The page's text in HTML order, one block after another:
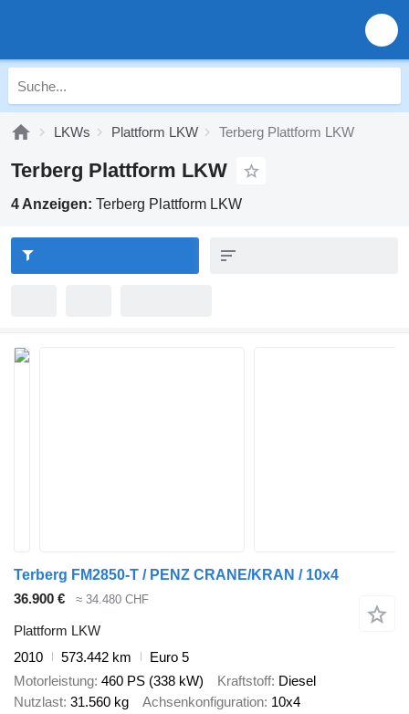
LKWs Plattform LKW Terberg Plattform LKW
Terberg Plattform LKW
4 Anzeigen: Terberg Plattform LKW
Terberg FM2850-T / PENZ CRANE/KRAN / 10x4
36.900 €
≈ 34.480 CHF
Plattform LKW
2010
573.442 km
Euro 5
Motorleistung 460 PS (338 kW) Kraftstoff Diesel
Nutzlast 31.560 kg Achsenkonfiguration 10x4